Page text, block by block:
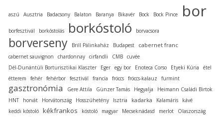
aszú Ausztria Badacsony Balaton Baranya Bikavér Bock Bock Pince bor
borfesztivál borkóstolás borkóstoló borvacsora
borverseny Brill Pálinkaház Budapest cabernet franc
cabernet sauvignon chardonnay cirfandli CMB cuvée
Dél-Dunántúli Borturisztikai Klaszter
Eger egy bor Enoteca Corso Etyeki Kúria
étel
étterem
fehér fehérbor fesztivál francia fröccs fröccs-kalauz furmint
gasztronómia Gere Attila Günzer Tamás Hegyalja
Heimann Családi Birtok
HNT
horvát Horvátország Hosszúhetény Isztria kadarka Kalamáris
kávé
keddi kóstoló kékfrankos kóstoló magyar Mecseknádasd merlot Olaszország